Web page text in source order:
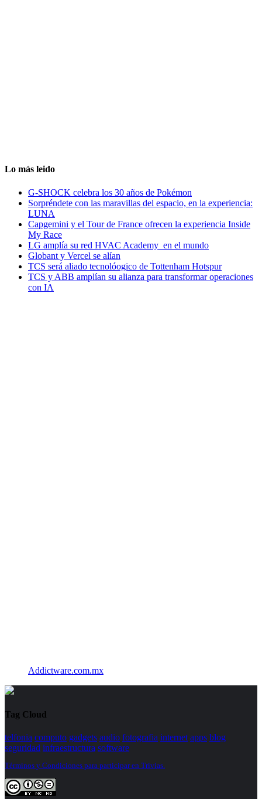
Lo más leido
G-SHOCK celebra los 30 años de Pokémon
Sorpréndete con las maravillas del espacio, en la experiencia:
LUNA
Capgemini y el Tour de France ofrecen la experiencia Inside
My Race
LG amplía su red HVAC Academy en el mundo
Globant y Vercel se alían
TCS será aliado tecnolóogico de Tottenham Hotspur
TCS y ABB amplían su alianza para transformar operaciones
con IA
Addictware.com.mx
Tag Cloud
telfonia computo gadgets audio fotografia internet apps blog
seguridad infraestructura software
Términos y Condiciones para participar en Trivias.